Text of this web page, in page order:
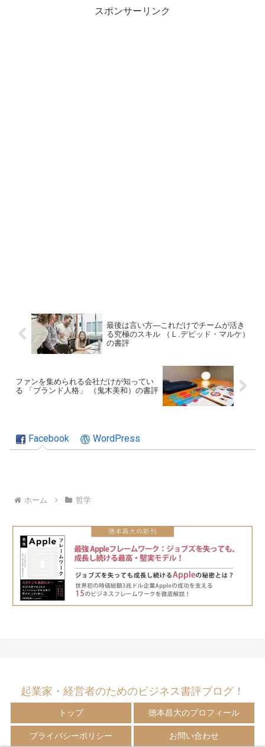
スポンサーリンク
最後は言い方―これだけでチームが活き
る究極のスキル （Ｌ.デビッド・マルケ）
の書評
ファンを集められる会社だけが知ってい
る 「ブランド人格」 （鬼木美和）の書評
Facebook WordPress
ホーム 哲学
起業家・経営者のためのビジネス書評ブログ！
トップ 徳本昌大のプロフィール
プライバシーポリシー お問い合わせ